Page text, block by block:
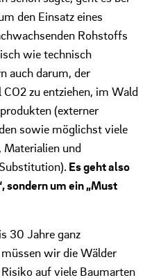
den Einsatz eines
Rohstoffs
wie technisch
auch darum, der
zu entziehen, im Wald
(externer
sowie möglichst viele
und
Es geht also
sondern um ein „Must
30 Jahre ganz
wir die Wälder
auf viele Baumarten